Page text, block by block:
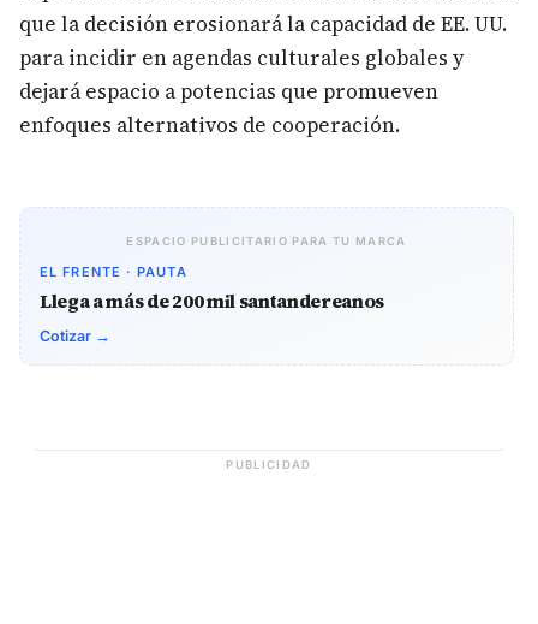
que la decisión erosionará la capacidad de EE. UU.
para incidir en agendas culturales globales y
dejará espacio a potencias que promueven
enfoques alternativos de cooperación.
ESPACIO PUBLICITARIO PARA TU MARCA
EL FRENTE · PAUTA
Llega a más de 200 mil santandereanos
Cotizar →
PUBLICIDAD